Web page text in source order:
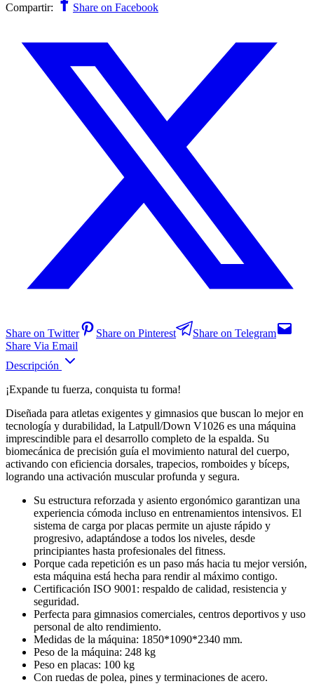
Compartir:
Share on Facebook
Share on Twitter Share on Pinterest
Share on Telegram
Share Via Email
Descripción
¡Expande tu fuerza, conquista tu forma!
Diseñada para atletas exigentes y gimnasios que buscan lo mejor en
tecnología y durabilidad, la Latpull/Down V1026 es una máquina
imprescindible para el desarrollo completo de la espalda. Su
biomecánica de precisión guía el movimiento natural del cuerpo,
activando con eficiencia dorsales, trapecios, romboides y bíceps,
logrando una activación muscular profunda y segura.
Su estructura reforzada y asiento ergonómico garantizan una
experiencia cómoda incluso en entrenamientos intensivos. El
sistema de carga por placas permite un ajuste rápido y
progresivo, adaptándose a todos los niveles, desde
principiantes hasta profesionales del fitness.
Porque cada repetición es un paso más hacia tu mejor versión,
esta máquina está hecha para rendir al máximo contigo.
Certificación ISO 9001: respaldo de calidad, resistencia y
seguridad.
Perfecta para gimnasios comerciales, centros deportivos y uso
personal de alto rendimiento.
Medidas de la máquina: 1850*1090*2340 mm.
Peso de la máquina: 248 kg
Peso en placas: 100 kg
Con ruedas de polea, pines y terminaciones de acero.